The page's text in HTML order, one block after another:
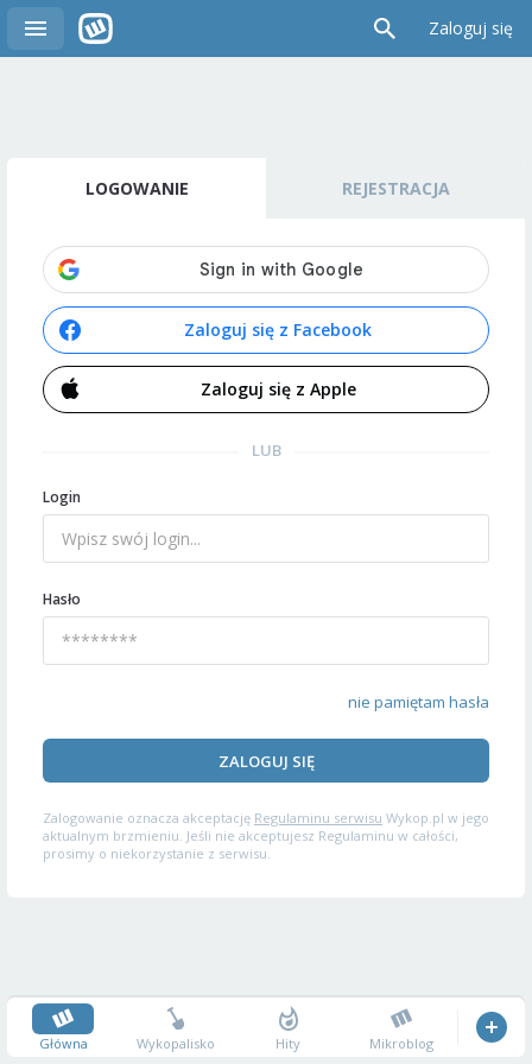
Zaloguj się
LOGOWANIE REJESTRACJA
Zaloguj się z Facebook
Zaloguj się z Apple
LUB
Login
Hasło
nie pamiętam hasła
ZALOGUJ SIĘ
Zalogowanie oznacza akceptację Regulaminu serwisu Wykop.pl w jego
aktualnym brzmieniu. Jeśli nie akceptujesz Regulaminu w całości,
prosimy o niekorzystanie z serwisu.
Główna Wykopalisko Hity Mikroblog